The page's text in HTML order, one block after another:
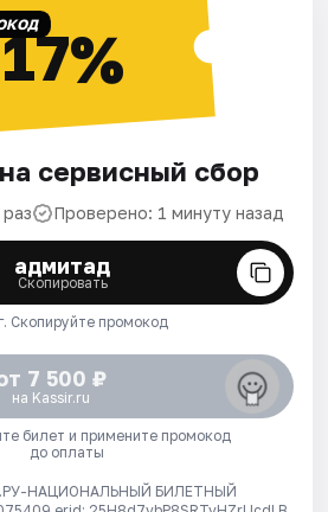
17%
сервисный сбор
Проверено: 1 минуту назад
адмитад
Скопировать
Скопируйте промокод
7 500 ₽
на Kassir.ru
билет и примените промокод
до оплаты
НАЦИОНАЛЬНЫЙ БИЛЕТНЫЙ